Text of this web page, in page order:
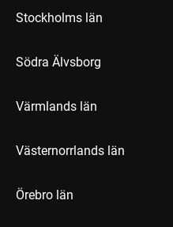
Stockholms län
Södra Älvsborg
Värmlands län
Västernorrlands län
Örebro län